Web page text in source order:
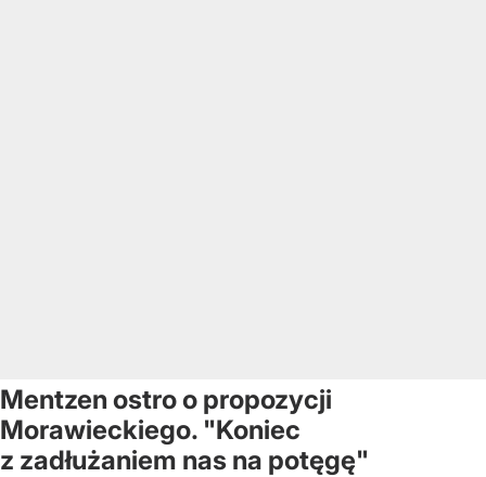
Mentzen ostro o propozycji
Morawieckiego. "Koniec
z zadłużaniem nas na potęgę"